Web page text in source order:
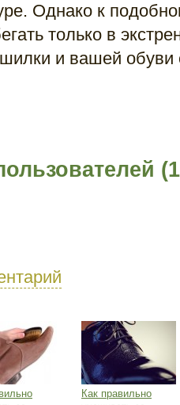
Однако к
только в
и вашей
Как правильно